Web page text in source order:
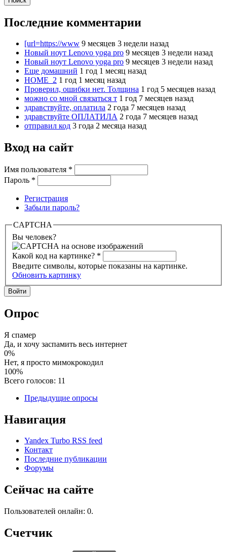
Последние комментарии
[url=https://www 9 месяцев 3 недели назад
Новый ноут Lenovo yoga pro 9 месяцев 3 недели назад
Новый ноут Lenovo yoga pro 9 месяцев 3 недели назад
Еще домашний 1 год 1 месяц назад
HOME_2 1 год 1 месяц назад
Проверил, ошибки нет. Толщина 1 год 5 месяцев назад
можно со мной связаться т 1 год 7 месяцев назад
здравствуйте, оплатила 2 года 7 месяцев назад
здравствуйте ОПЛАТИЛА 2 года 7 месяцев назад
отправил код 3 года 2 месяца назад
Вход на сайт
Имя пользователя *
Пароль *
Регистрация
Забыли пароль?
CAPTCHA
Вы человек?
Какой код на картинке? *
Введите символы, которые показаны на картинке.
Обновить картинку
Опрос
Я спамер
Да, и хочу заспамить весь интернет
0%
Нет, я просто мимокрокодил
100%
Всего голосов: 11
Предыдущие опросы
Навигация
Yandex Turbo RSS feed
Контакт
Последние публикации
Форумы
Сейчас на сайте
Пользователей онлайн: 0.
Счетчик